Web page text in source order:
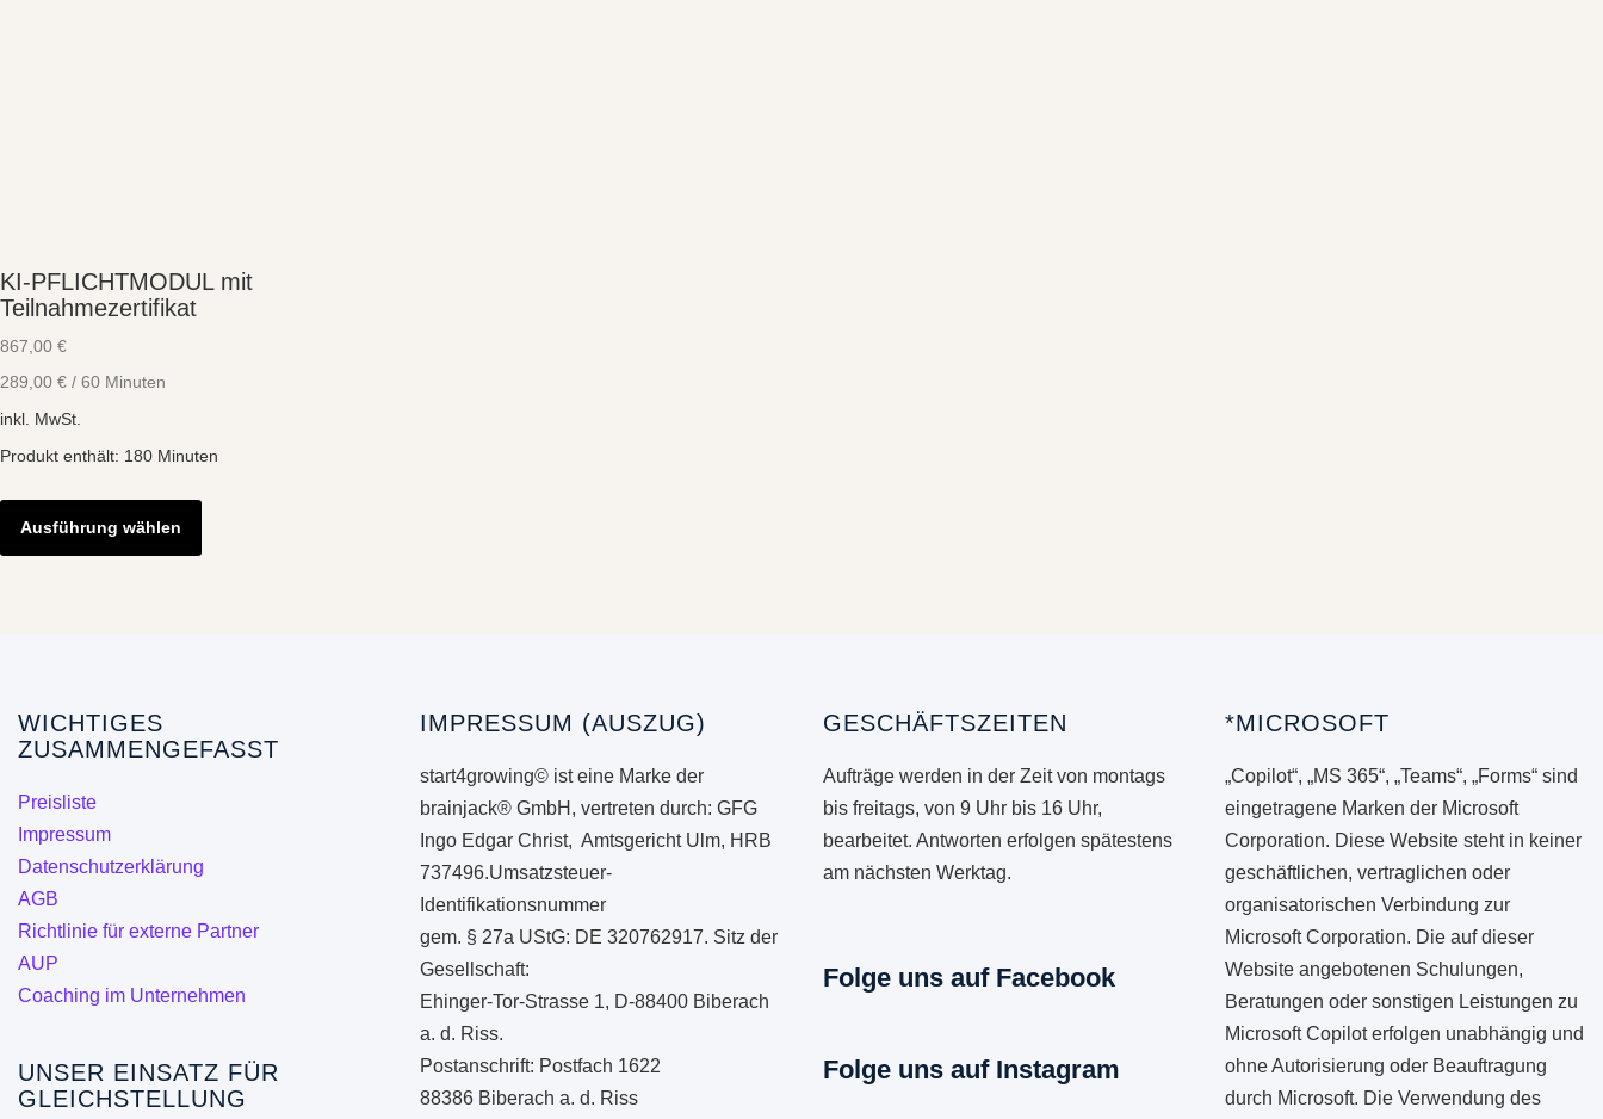
KI-PFLICHTMODUL mit
Teilnahmezertifikat
867,00 €
289,00 € / 60 Minuten
inkl. MwSt.
Produkt enthält: 180 Minuten
Ausführung wählen
weist
können
gewählt
WICHTIGES
ZUSAMMENGEFASST
Preisliste
Impressum
Datenschutzerklärung
AGB
Richtlinie für externe Partner
AUP
Coaching im Unternehmen
UNSER EINSATZ FÜR
GLEICHSTELLUNG
IMPRESSUM (AUSZUG)
start4growing© ist eine Marke der
brainjack® GmbH, vertreten durch: GFG
Ingo Edgar Christ, Amtsgericht Ulm, HRB
737496.Umsatzsteuer-
Identifikationsnummer
gem. § 27a UStG: DE 320762917. Sitz der
Gesellschaft:
Ehinger-Tor-Strasse 1, D-88400 Biberach
a. d. Riss.
Postanschrift: Postfach 1622
88386 Biberach a. d. Riss
GESCHÄFTSZEITEN
Aufträge werden in der Zeit von montags
bis freitags, von 9 Uhr bis 16 Uhr,
bearbeitet. Antworten erfolgen spätestens
am nächsten Werktag.
Folge uns auf Facebook
Folge uns auf Instagram
*MICROSOFT
„Copilot“, „MS 365“, „Teams“, „Forms“ sind
eingetragene Marken der Microsoft
Corporation. Diese Website steht in keiner
geschäftlichen, vertraglichen oder
organisatorischen Verbindung zur
Microsoft Corporation. Die auf dieser
Website angebotenen Schulungen,
Beratungen oder sonstigen Leistungen zu
Microsoft Copilot erfolgen unabhängig und
ohne Autorisierung oder Beauftragung
durch Microsoft. Die Verwendung des